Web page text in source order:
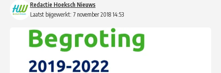
Laatst bijgewerkt: 7 november 2018 14:53
Redactie Hoeksch Nieuws